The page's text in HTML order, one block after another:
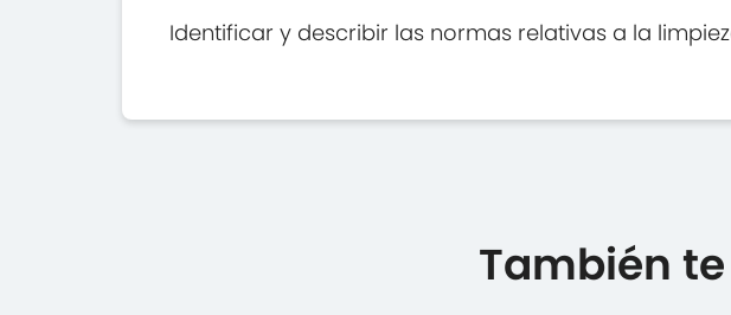
Identificar y describir las normas relativas a la
También